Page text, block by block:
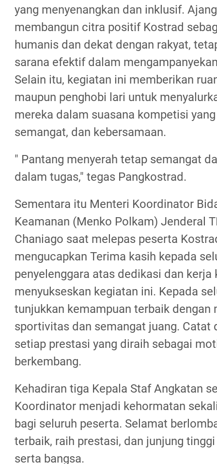
yang menyenangkan dan inklusif.
membangun citra positif Kostrad
humanis dan dekat dengan rakyat,
sarana efektif dalam
Selain itu, kegiatan ini memberikan
maupun penghobi lari untuk
mereka dalam suasana kompetisi
semangat, dan kebersamaan.
" Pantang menyerah tetap semangat
dalam tugas," tegas Pangkostrad.
Sementara itu Menteri Koordinator
Keamanan (Menko Polkam) Jenderal
Chaniago saat melepas peserta
mengucapkan Terima kasih kepada
penyelenggara atas dedikasi dan kerja
menyukseskan kegiatan ini. Kepada
tunjukkan kemampuan terbaik dengan
sportivitas dan semangat juang. Catat
setiap prestasi yang diraih sebagai
berkembang.
Kehadiran tiga Kepala Staf Angkatan
Koordinator menjadi kehormatan
bagi seluruh peserta. Selamat
terbaik, raih prestasi, dan junjung
serta bangsa.